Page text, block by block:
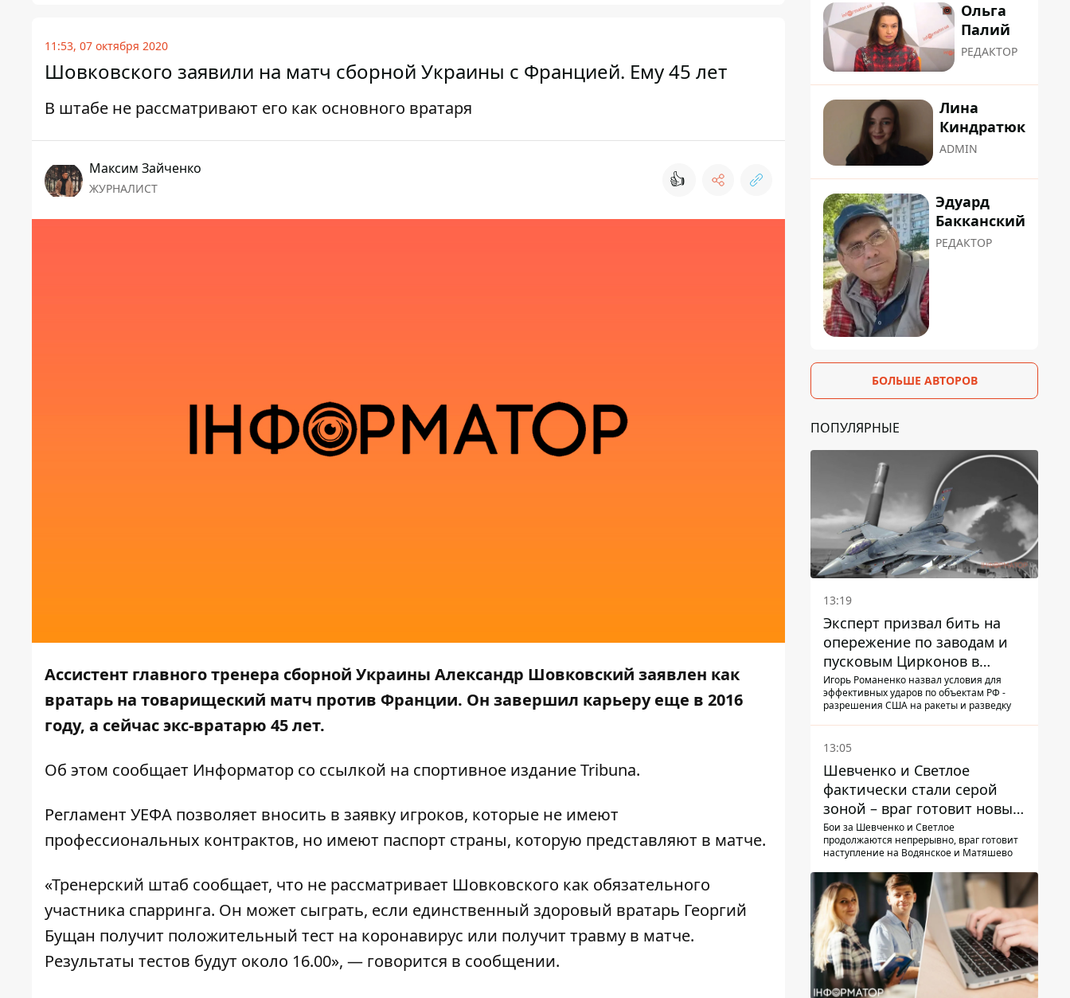
11:53, 07 октября 2020
Шовковского заявили на матч сборной Украины с Францией. Ему 45 лет
В штабе не рассматривают его как основного вратаря
Максим Зайченко
ЖУРНАЛИСТ 👍
Ассистент главного тренера сборной Украины Александр Шовковский заявлен как
вратарь на товарищеский матч против Франции. Он завершил карьеру еще в 2016
году, а сейчас экс-вратарю 45 лет.
Об этом сообщает Информатор со ссылкой на спортивное изданиеTribuna.
Регламент УЕФА позволяет вносить в заявку игроков, которые не имеют
профессиональных контрактов, но имеют паспорт страны, которую представляют в матче.
«Тренерский штаб сообщает, что не рассматривает Шовковского как обязательного
участника спарринга. Он может сыграть, если единственный здоровый вратарь Георгий
Бущан получит положительный тест на коронавирус или получит травму в матче.
Результаты тестов будут около 16.00», — говорится в сообщении.
Ольга
Палий
РЕДАКТОР
Лина
Киндратюк
ADMIN
Эдуард
Бакканский
РЕДАКТОР
БОЛЬШЕ АВТОРОВ
ПОПУЛЯРНЫЕ
13:19
Эксперт призвал бить на
опережение по заводам и
пусковым Цирконов в
России
Игорь Романенко назвал условия для
эффективных ударов по объектам РФ -
разрешения США на ракеты и разведку
13:05
Шевченко и Светлое
фактически стали серой
зоной – враг готовит новые
атаки на Добропольском
направлении
Бои за Шевченко и Светлое
продолжаются непрерывно, враг готовит
наступление на Водянское и Матяшево